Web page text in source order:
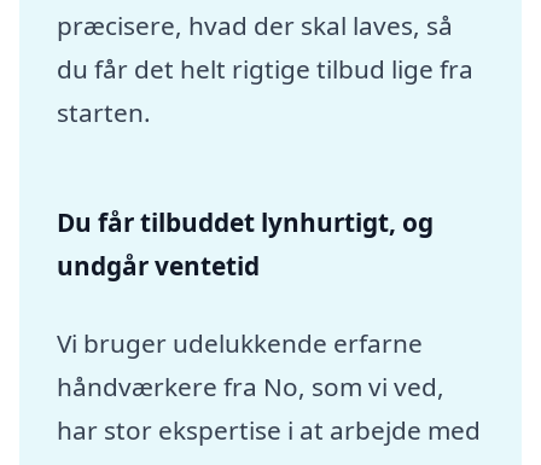
præcisere, hvad der skal laves, så
du får det helt rigtige tilbud lige fra
starten.
Du får tilbuddet lynhurtigt, og
undgår ventetid
Vi bruger udelukkende erfarne
håndværkere fra No, som vi ved,
har stor ekspertise i at arbejde med